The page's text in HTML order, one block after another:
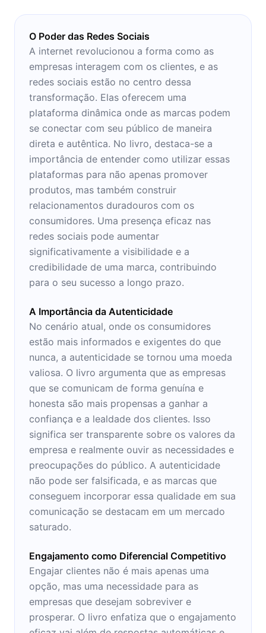
O Poder das Redes Sociais
A internet revolucionou a forma como as
empresas interagem com os clientes, e as
redes sociais estão no centro dessa
transformação. Elas oferecem uma
plataforma dinâmica onde as marcas podem
se conectar com seu público de maneira
direta e autêntica. No livro, destaca-se a
importância de entender como utilizar essas
plataformas para não apenas promover
produtos, mas também construir
relacionamentos duradouros com os
consumidores. Uma presença eficaz nas
redes sociais pode aumentar
significativamente a visibilidade e a
credibilidade de uma marca, contribuindo
para o seu sucesso a longo prazo.
A Importância da Autenticidade
No cenário atual, onde os consumidores
estão mais informados e exigentes do que
nunca, a autenticidade se tornou uma moeda
valiosa. O livro argumenta que as empresas
que se comunicam de forma genuína e
honesta são mais propensas a ganhar a
confiança e a lealdade dos clientes. Isso
significa ser transparente sobre os valores da
empresa e realmente ouvir as necessidades e
preocupações do público. A autenticidade
não pode ser falsificada, e as marcas que
conseguem incorporar essa qualidade em sua
comunicação se destacam em um mercado
saturado.
Engajamento como Diferencial Competitivo
Engajar clientes não é mais apenas uma
opção, mas uma necessidade para as
empresas que desejam sobreviver e
prosperar. O livro enfatiza que o engajamento